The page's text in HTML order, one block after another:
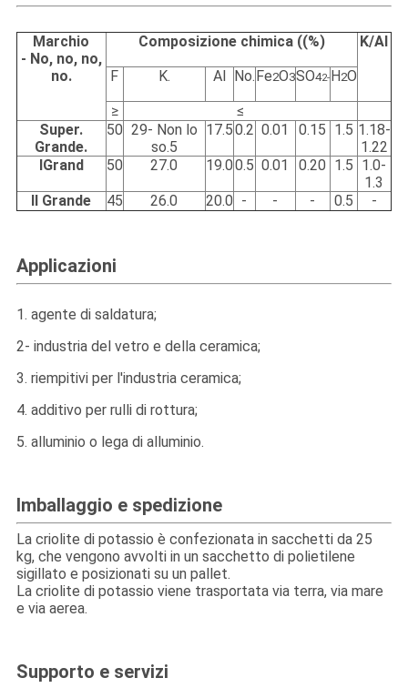
Marchio
- No, no, no,
no.
Composizione chimica ((%)
K/Al
F
K. Al No. Fe2O3SO42- H2O
≥
≤
Super.
Grande.
50 29- Non lo
so.5
17.50.2 0.01 0.15 1.5 1.18-
1.22
IGrand
50 27.0 19.00.5 0.01 0.20 1.5 1.0-
1.3
II Grande
45 26.0 20.0 - - - 0.5 -
Applicazioni
1. agente di saldatura;
2- industria del vetro e della ceramica;
3. riempitivi per l'industria ceramica;
4. additivo per rulli di rottura;
5. alluminio o lega di alluminio.
Imballaggio e spedizione
La criolite di potassio è confezionata in sacchetti da 25
kg, che vengono avvolti in un sacchetto di polietilene
sigillato e posizionati su un pallet.
La criolite di potassio viene trasportata via terra, via mare
e via aerea.
Supporto e servizi